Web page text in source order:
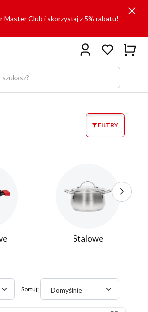
Master Club i skorzystaj z 5% rabatu!
FILTRY
Stalowe
Sortuj: Domyślnie